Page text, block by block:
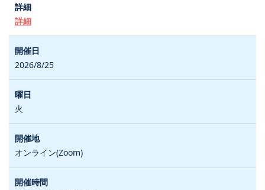
詳細
2026/8/25
火
オンライン(Zoom)